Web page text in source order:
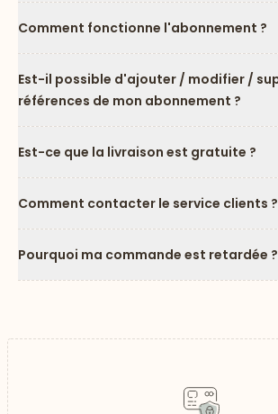
Comment fonctionne l'abonnement ?
Est-il possible d'ajouter / modifier /
références de mon abonnement ?
Est-ce que la livraison est gratuite ?
Comment contacter le service clients ?
Pourquoi ma commande est retardée ?